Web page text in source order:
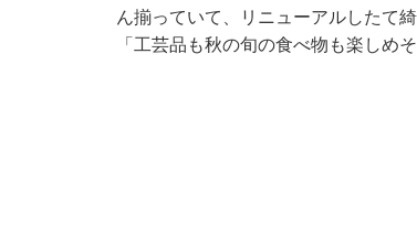
ん揃っていて、リニューアルしたて
「工芸品も秋の旬の食べ物も楽しめ